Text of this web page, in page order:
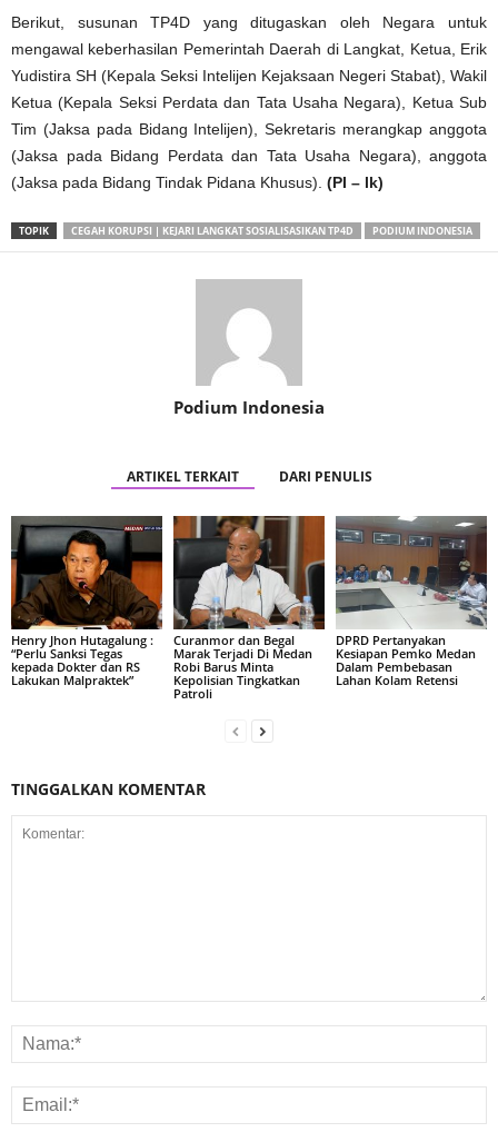
Berikut, susunan TP4D yang ditugaskan oleh Negara untuk
mengawal keberhasilan Pemerintah Daerah di Langkat, Ketua, Erik
Yudistira SH (Kepala Seksi Intelijen Kejaksaan Negeri Stabat), Wakil
Ketua (Kepala Seksi Perdata dan Tata Usaha Negara), Ketua Sub
Tim (Jaksa pada Bidang Intelijen), Sekretaris merangkap anggota
(Jaksa pada Bidang Perdata dan Tata Usaha Negara), anggota
(Jaksa pada Bidang Tindak Pidana Khusus). (PI – lk)
TOPIK CEGAH KORUPSI | KEJARI LANGKAT SOSIALISASIKAN TP4D PODIUM INDONESIA
Podium Indonesia
ARTIKEL TERKAIT DARI PENULIS
Henry Jhon Hutagalung :
“Perlu Sanksi Tegas
kepada Dokter dan RS
Lakukan Malpraktek”
Curanmor dan Begal
Marak Terjadi Di Medan
Robi Barus Minta
Kepolisian Tingkatkan
Patroli
DPRD Pertanyakan
Kesiapan Pemko Medan
Dalam Pembebasan
Lahan Kolam Retensi
TINGGALKAN KOMENTAR